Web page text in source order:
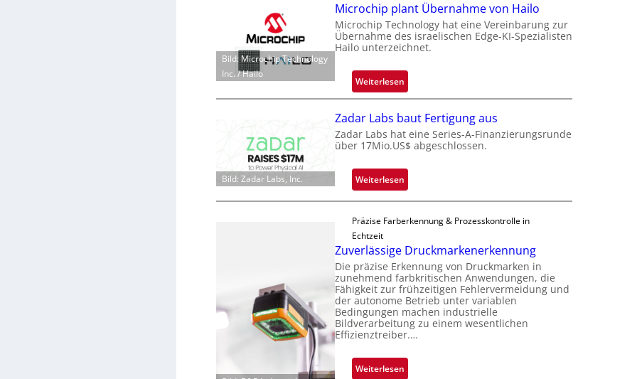
t
e
i
i
g
t
s
i
c
n
S
e
e
a
c
t
s
S
e
i
a
c
k
o
e
ü
b
r
m
t
D
a
r
k
V
s
i
Bild: Microchip Technology
Inc. / Hailo
Microchip plant Übernahme von Hailo
Microchip Technology hat eine Vereinbarung zur
Übernahme des israelischen Edge-KI-Spezialisten
Hailo unterzeichnet.
Weiterlesen:
M
c
r
c
h
i
l
n
t
Ü
b
e
Bild: Zadar Labs, Inc.
Zadar Labs baut Fertigung aus
Zadar Labs hat eine Series-A-Finanzierungsrunde
über 17Mio.US$ abgeschlossen.
Weiterlesen:
Z
d
r
L
a
b
s
b
u
t
Präzise Farberkennung & Prozesskontrolle in
Echtzeit
Zuverlässige Druckmarkenerkennung
Die präzise Erkennung von Druckmarken in
zunehmend farbkritischen Anwendungen, die
Fähigkeit zur frühzeitigen Fehlervermeidung und
der autonome Betrieb unter variablen
Bedingungen machen industrielle
Bildverarbeitung zu einem wesentlichen
Effizienztreiber.…
Weiterlesen: